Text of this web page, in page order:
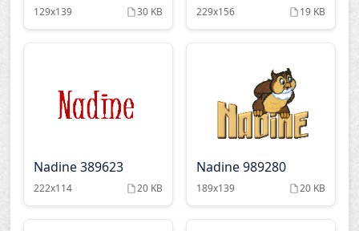
129x139 30 KB 229x156 19 KB
Nadine 389623
222x114 20 KB
Nadine 989280
189x139 20 KB